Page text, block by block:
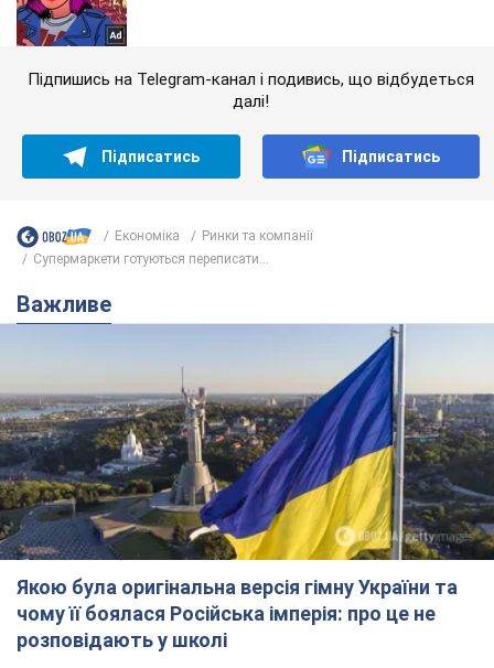
Підпишись на Telegram-канал і подивись, що відбудеться
далі!
Підписатись Підписатись
Економіка
Ринки та компанії
Супермаркети готуються переписати...
Важливе
Якою була оригінальна версія гімну України та
чому її боялася Російська імперія: про це не
розповідають у школі